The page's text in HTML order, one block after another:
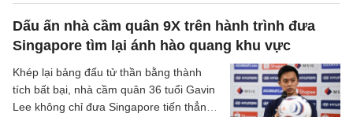
Dấu ấn nhà cầm quân 9X trên hành trình đưa
Singapore tìm lại ánh hào quang khu vực
Khép lại bảng đấu tử thần bằng thành
tích bất bại, nhà cầm quân 36 tuổi Gavin
Lee không chỉ đưa Singapore tiến thẳng